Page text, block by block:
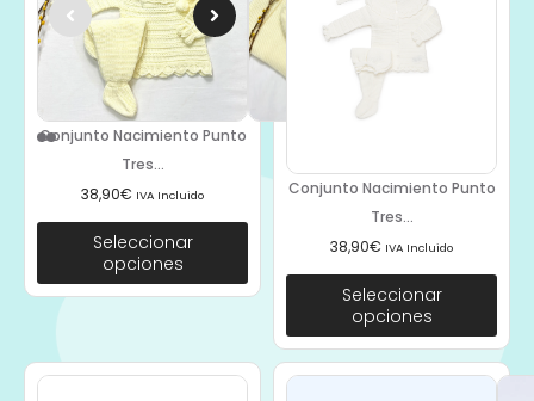
Conjunto Nacimiento Punto
Tres...
38,90€ IVA Incluido
Seleccionar
opciones
Conjunto Nacimiento Punto
Tres...
38,90€ IVA Incluido
Seleccionar
opciones